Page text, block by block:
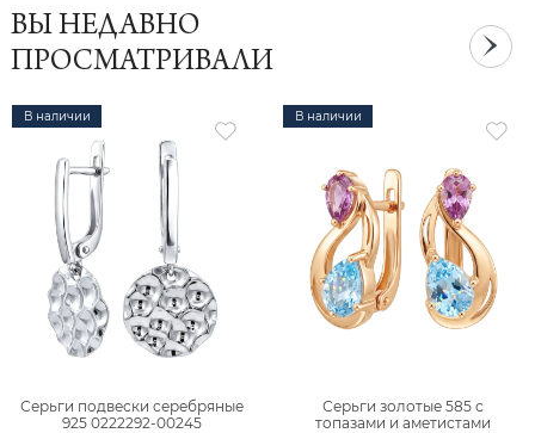
ВЫ НЕДАВНО
ПРОСМАТРИВАЛИ
В наличии
Серьги подвески серебряные
925 0222292-00245
В наличии
Серьги золотые 585 с
топазами и аметистами